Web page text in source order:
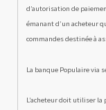
d’autorisation de
émanant d’un acheteur
commandes destinée à
La banque Populaire via
L’acheteur doit utiliser